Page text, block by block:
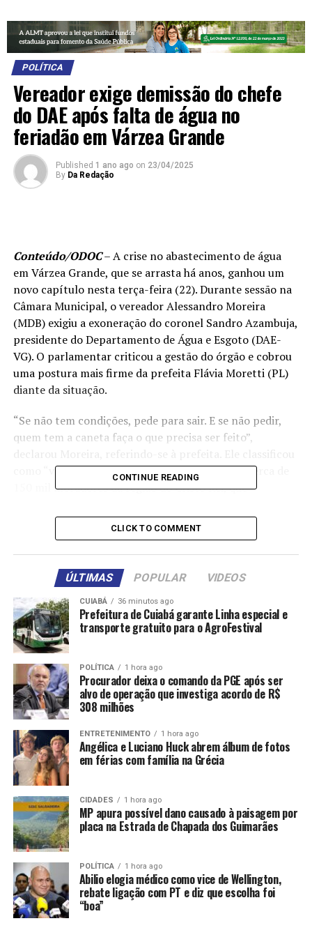
POLÍTICA
Vereador exige demissão do chefe
do DAE após falta de água no
feriadão em Várzea Grande
Published 1 ano ago on 23/04/2025
By Da Redação
Conteúdo/ODOC– A crise no abastecimento de água
em Várzea Grande, que se arrasta há anos, ganhou um
novo capítulo nesta terça-feira (22). Durante sessão na
Câmara Municipal, o vereador Alessandro Moreira
(MDB) exigiu a exoneração do coronel Sandro Azambuja,
presidente do Departamento de Água e Esgoto (DAE-
VG). O parlamentar criticou a gestão do órgão e cobrou
uma postura mais firme da prefeita Flávia Moretti (PL)
diante da situação.
“Se não tem condições, pede para sair. E se não pedir,
quem tem a caneta faça o que precisa ser feito”,
como “vergonhosa” a situação enfrentada por cerca de
150 mil moradores da região do Cristo Rei, que
O vereador também apontou a resistência do presidente
do DAE em reativar poços artesianos que antes
abasteciam a cidade. “Falta diálogo, sobra arrogância. Ele
não ouve ninguém, parece nem ser daqui. Do jeito que
está, não dá mais”, afirmou.
A prefeita Flávia Moretti assumiu o cargo em janeiro de
2025 com a promessa de resolver o problema da falta de
água em Várzea Grande. Durante a campanha, ela
afirmou que “daria um jeito” na situação em 100 dias,
mencionando a concessão do DAE como uma possível
solução. No entanto, após assumir o cargo, Moretti
mudou o discurso, alegando que o verdadeiro problema
era a rede de tubulações antigas e repleta de
vazamentos, e não a falta de água em si.
Em fevereiro, diante do agravamento da crise, a prefeita
decretou estado de calamidade pública no município
por 180 dias, permitindo a adoção de medidas
emergenciais para restaurar o abastecimento de água.
A gestão do DAE também tem sido alvo de críticas por
decisões administrativas. Em meio à crise hídrica, o
coronel Sandro Azambuja concedeu férias a 30
CONTINUE READING
CLICK TO COMMENT
ÚLTIMAS POPULAR VIDEOS
CUIABÁ 36 minutos ago
Prefeitura de Cuiabá garante Linha especial e
transporte gratuito para o AgroFestival
POLÍTICA 1 hora ago
Procurador deixa o comando da PGE após ser
alvo de operação que investiga acordo de R$
308 milhões
ENTRETENIMENTO 1 hora ago
Angélica e Luciano Huck abrem álbum de fotos
em férias com família na Grécia
CIDADES 1 hora ago
MP apura possível dano causado à paisagem por
placa na Estrada de Chapada dos Guimarães
POLÍTICA 1 hora ago
Abilio elogia médico como vice de Wellington,
rebate ligação com PT e diz que escolha foi
“boa”